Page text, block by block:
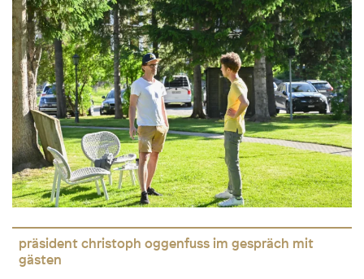
präsident christoph oggenfuss im gespräch mit
gästen